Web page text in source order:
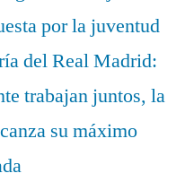
por la juventud
del Real Madrid:
trabajan juntos, la
su máximo